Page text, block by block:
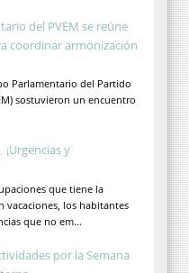
del PVEM se reúne
coordinar armonización
Parlamentario del Partido
sostuvieron un encuentro
y
que tiene la
vacaciones, los habitantes
que no em...
por la Semana